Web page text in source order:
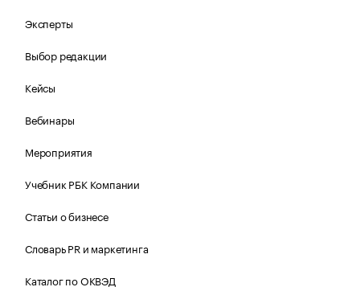
Эксперты
Выбор редакции
Кейсы
Вебинары
Мероприятия
Учебник РБК Компании
Статьи о бизнесе
Словарь PR и маркетинга
Каталог по ОКВЭД